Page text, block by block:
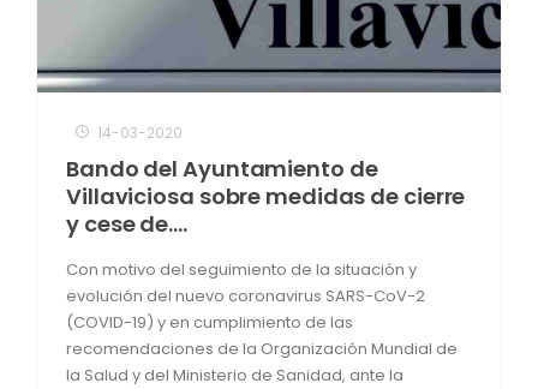
14-03-2020
Bando del Ayuntamiento de
Villaviciosa sobre medidas de cierre
y cese de….
Con motivo del seguimiento de la situación y
evolución del nuevo coronavirus SARS-CoV-2
(COVID-19) y en cumplimiento de las
recomendaciones de la Organización Mundial de
la Salud y del Ministerio de Sanidad, ante la